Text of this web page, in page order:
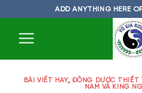
content
ADD ANYTHING HERE
BÀI VIẾT HAY, ĐÔNG DƯỢC THIẾT
NAM VÀ KING